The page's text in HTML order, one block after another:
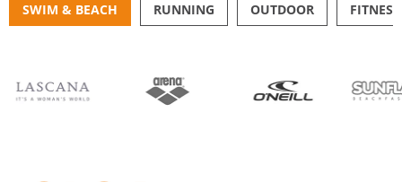
SWIM & BEACH RUNNING OUTDOOR FITNESS